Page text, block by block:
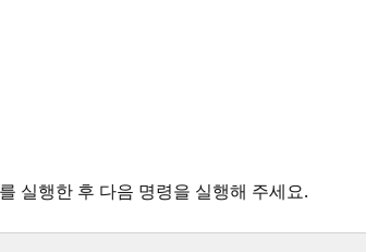
실행한 후 다음 명령을 실행해 주세요.